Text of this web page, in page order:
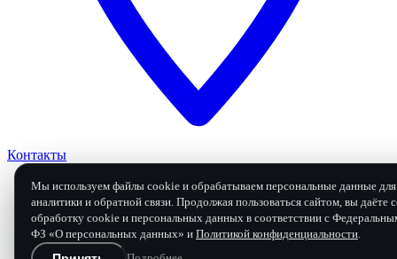
Контакты
Заявка на ремонт
Мы используем файлы cookie и обрабатываем персональные данные для
аналитики и обратной связи. Продолжая пользоваться сайтом, вы даёте
обработку cookie и персональных данных в соответствии с
ФЗ «О персональных данных» и Политикой конфиденциальности